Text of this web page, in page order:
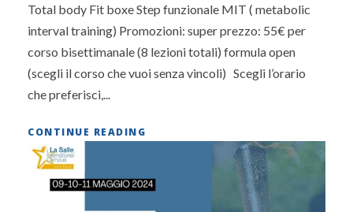
Total body Fit boxe Step funzionale MIT ( metabolic
interval training) Promozioni: super prezzo: 55€ per
corso bisettimanale (8 lezioni totali) formula open
(scegli il corso che vuoi senza vincoli) Scegli l’orario
che preferisci,...
CONTINUE READING